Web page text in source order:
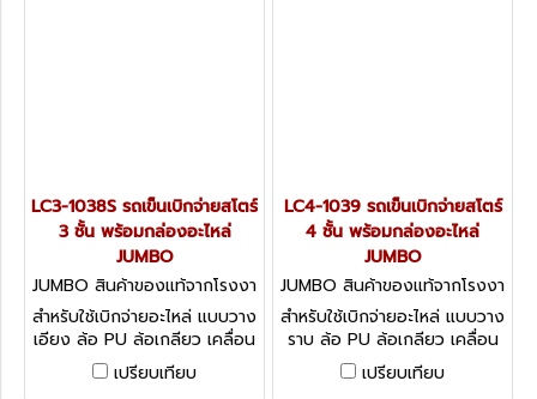
LC3-1038S รถเข็นเบิกจ่ายสโตร์
3 ชั้น พร้อมกล่องอะไหล่
JUMBO
JUMBO สินค้าของแท้จากโรงงา
นผู้ผลิต LC3-1038S
สำหรับใช้เบิกจ่ายอะไหล่ แบบวาง
เอียง ล้อ PU ล้อเกลียว เคลื่อน
ตัวในที่แคบได้คล่องตัว
โครงสร้างไม่มีแผ่นชั้น
เปรียบเทียบ
LC4-1039 รถเข็นเบิกจ่ายสโตร์
4 ชั้น พร้อมกล่องอะไหล่
JUMBO
JUMBO สินค้าของแท้จากโรงงา
นผู้ผลิต LC4-1039
สำหรับใช้เบิกจ่ายอะไหล่ แบบวาง
ราบ ล้อ PU ล้อเกลียว เคลื่อน
ตัวในที่แคบได้คล่องตัว
โครงสร้างไม่มีแผ่นชั้น
เปรียบเทียบ